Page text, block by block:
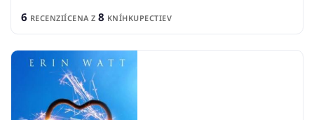
6 RECENZIÍCENA Z 8 KNÍHKUPECTIEV